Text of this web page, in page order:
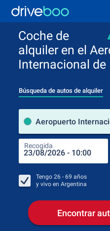
Coche de
alquiler en el
Internacional de
Búsqueda de autos de alquiler
Recogida
Tengo 26 - 69 años
y vivo en Argentina
Encontrar